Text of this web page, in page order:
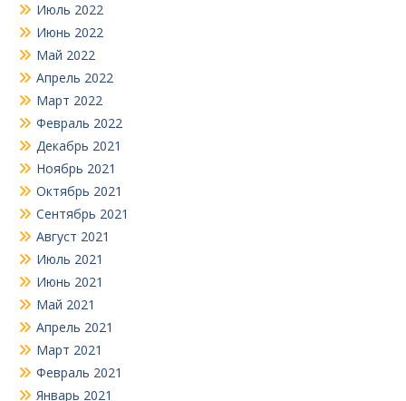
Июль 2022
Июнь 2022
Май 2022
Апрель 2022
Март 2022
Февраль 2022
Декабрь 2021
Ноябрь 2021
Октябрь 2021
Сентябрь 2021
Август 2021
Июль 2021
Июнь 2021
Май 2021
Апрель 2021
Март 2021
Февраль 2021
Январь 2021